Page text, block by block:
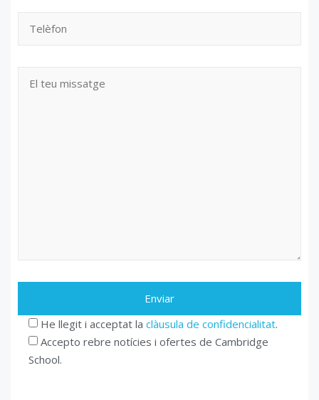
He llegit i acceptat la clàusula de confidencialitat.
Accepto rebre notícies i ofertes de Cambridge
School.